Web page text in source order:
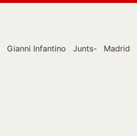
Gianni Infantino Junts- Madrid